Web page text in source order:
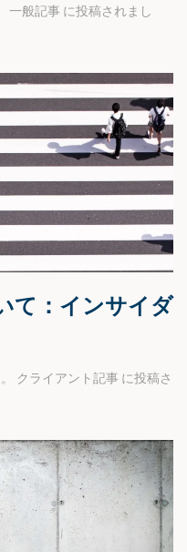
一般記事 に投稿されまし
て：インサイダ
クライアント記事 に投稿さ